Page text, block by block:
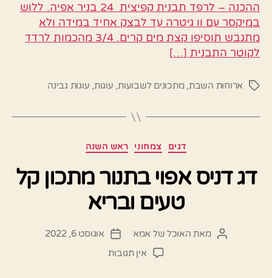
ההכנה – לרפד תבנית קפיצית 24 בניר אפיה. ללוש
במיקסר עם וו גיטרה עד לבצק אחיד במידה ולא
מתגבש תוסיפו קצת מים קרים. 3/4 מהכמות לרדד
לקוטר התבנית […]
תגיותארוחות השבת,מתכונים לשבועות, עוגות, עוגות גבינה
קטגוריות דגים צמחוני ראש השנה
דג דניס אפוי בתנור מתכון קל
טעים ובריא
המחבר
מאת האוכל של אמא
תאריךאוגוסט 6, 2022
אין תגובותעל